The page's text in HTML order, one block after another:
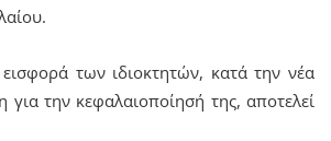
των ιδιοκτητών, κατά την νέα
την κεφαλαιοποίησή της, αποτελεί